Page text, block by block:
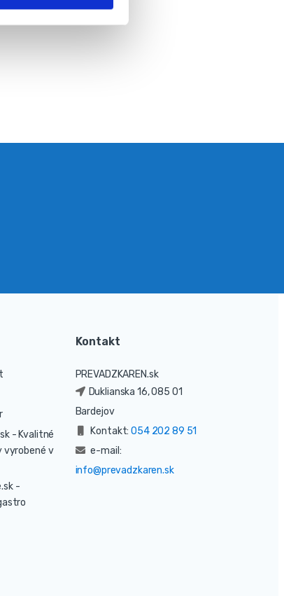
- Kvalitné
vyrobené v
-
Kontakt
PREVADZKAREN.sk
Duklianska 16, 085 01
Bardejov
Kontakt:054 202 89 51
e-mail:
info@prevadzkaren.sk